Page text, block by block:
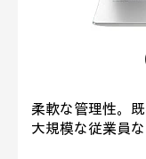
柔軟な管理性。
大規模な従業員